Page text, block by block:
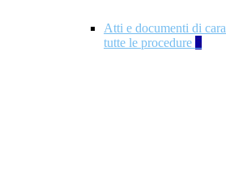
Atti e documenti di
tutte le procedure 5